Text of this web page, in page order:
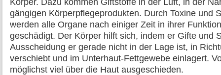
gängigen Körperpflegeprodukten. Durch Toxine und
werden alle Organe nach einiger Zeit in ihrer
geschädigt. Der Körper hilft sich, indem er Gifte und
Ausscheidung er gerade nicht in der Lage ist, in
verschiebt und im Unterhaut-Fettgewebe einlagert.
möglichst viel über die Haut ausgeschieden.